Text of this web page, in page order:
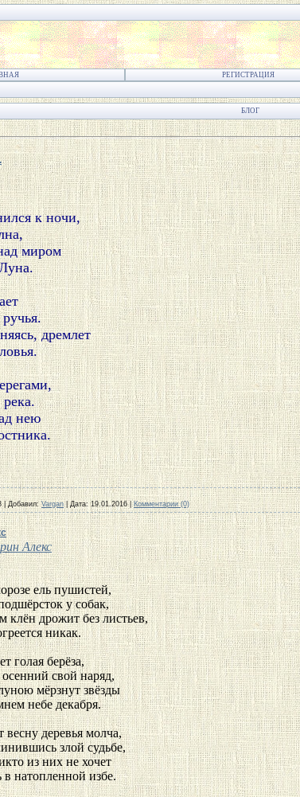
РЕГИСТРАЦИЯ
БЛОГ
к ночи,
миром
дремлет
нею
|Добавил: Vargan |Дата: 19.01.2016 |Комментарии (0)
Алекс
ель пушистей,
у собак,
клён дрожит без листьев,
никак.
голая берёза,
осенний свой наряд,
мёрзнут звёзды
небе декабря.
весну деревья молча,
злой судьбе,
из них не хочет
в натопленной избе.